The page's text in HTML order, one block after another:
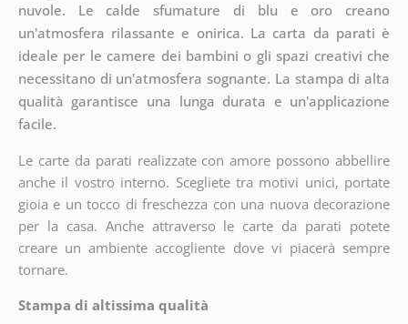
nuvole. Le calde sfumature di blu e oro creano
un'atmosfera rilassante e onirica. La carta da parati è
ideale per le camere dei bambini o gli spazi creativi che
necessitano di un'atmosfera sognante. La stampa di alta
qualità garantisce una lunga durata e un'applicazione
facile.
Le carte da parati realizzate con amore possono abbellire
anche il vostro interno. Scegliete tra motivi unici, portate
gioia e un tocco di freschezza con una nuova decorazione
per la casa. Anche attraverso le carte da parati potete
creare un ambiente accogliente dove vi piacerà sempre
tornare.
Stampa di altissima qualità